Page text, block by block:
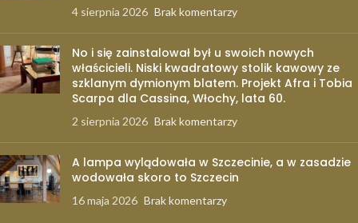
4 sierpnia 2026 Brak komentarzy
No i się zainstalował był u swoich nowych
właścicieli. Niski kwadratowy stolik kawowy ze
szklanym dymionym blatem. Projekt Afra i Tobia
Scarpa dla Cassina, Włochy, lata 60.
2 sierpnia 2026 Brak komentarzy
A lampa wylądowała w Szczecinie, a w zasadzie
wodowała skoro to Szczecin
16 maja 2026 Brak komentarzy